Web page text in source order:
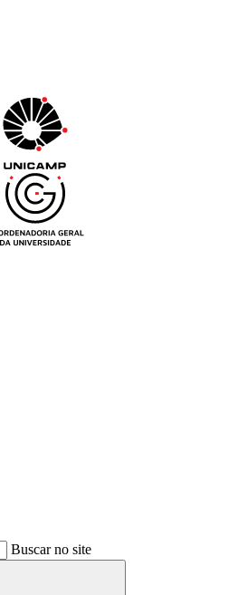
Buscar no site